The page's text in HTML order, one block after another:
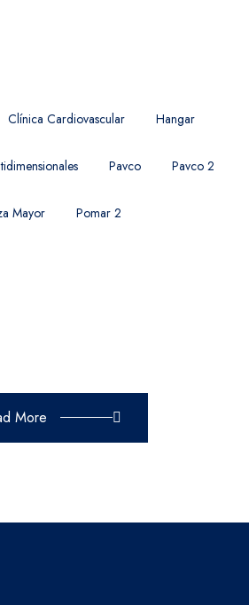
Clínica Cardiovascular Hangar
Pavco Pavco 2
Mayor Pomar 2
More